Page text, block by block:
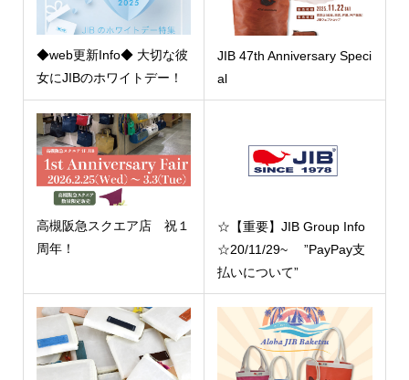
◆web更新Info◆ 大切な彼
女にJIBのホワイトデー！
JIB 47th Anniversary Speci
al
高槻阪急スクエア店 祝１
周年！
☆【重要】JIB Group Info
☆20/11/29~ ”PayPay支
払いについて”